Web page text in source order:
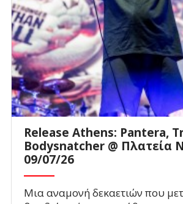
Release Athens: Pantera,
Bodysnatcher @ Πλατεία
09/07/26
Μια αναμονή δεκαετιών που